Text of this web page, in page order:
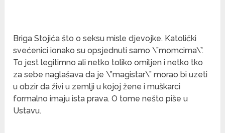
Briga Stojića što o seksu misle djevojke. Katolički
svećenici ionako su opsjednuti samo \”momcima\”.
To jest legitimno ali netko toliko omiljen i netko tko
za sebe naglašava da je \”magistar\” morao bi uzeti
u obzir da živi u zemlji u kojoj žene i muškarci
formalno imaju ista prava. O tome nešto piše u
Ustavu.